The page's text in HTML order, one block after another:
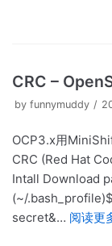
CRC –
by funnymuddy
OCP3.x用
CRC (Red Hat
Intall Download
(~/
secret&… 阅读更